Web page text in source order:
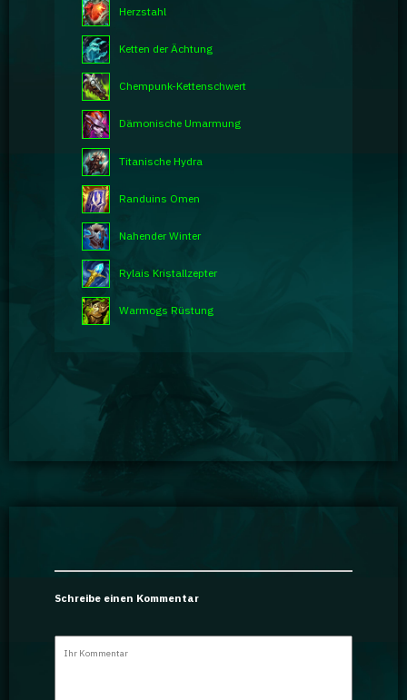
Herzstahl
Ketten der Ächtung
Chempunk-Kettenschwert
Dämonische Umarmung
Titanische Hydra
Randuins Omen
Nahender Winter
Rylais Kristallzepter
Warmogs Rüstung
Schreibe einen Kommentar